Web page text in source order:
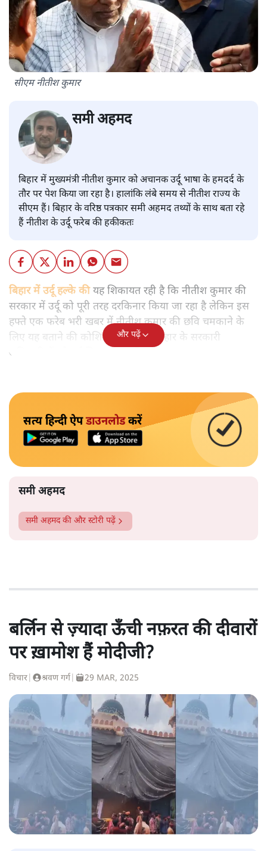
सीएम नीतीश कुमार
समी अहमद
बिहार में मुख्यमंत्री नीतीश कुमार को अचानक उर्दू भाषा के हमदर्द के
तौर पर पेश किया जा रहा है। हालांकि लंबे समय से नीतीश राज्य के
सीएम हैं। बिहार के वरिष्ठ पत्रकार समी अहमद तथ्यों के साथ बता रहे
हैं नीतीश के उर्दू फरेब की हकीकतः
बिहार में उर्दू हल्के कीयह शिकायत रही है कि नीतीश कुमार की
सरकार में उर्दू को पूरी तरह दरकिनार किया जा रहा है लेकिन इस
हफ्ते एक फरेब भरी खबर में नीतीश कुमार की छवि चमकाने के
लिए यह बताने की कोशिश की गई कि बिहार के सरकारी
अधिकारियों को उर्दू सिखाई जाएगी।
और पढ़ें
सत्य हिन्दी ऐपडाउनलोडकरें
समी अहमद
समी अहमदकी और स्टोरी पढ़ें
बर्लिन से ज़्यादा ऊँची नफ़रत की दीवारों
पर ख़ामोश हैं मोदीजी?
विचार श्रवण गर्ग 29 MAR, 2025